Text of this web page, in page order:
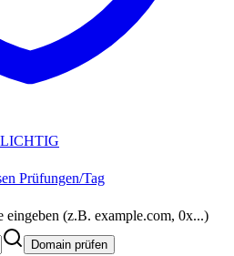
Prüfungen/Tag
(z.B. example.com, 0x...)
Domain prüfen